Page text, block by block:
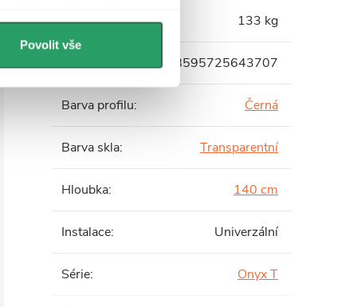
Povolit vše
Hmotnost: 133 kg
EAN: 8595725643707
Barva profilu: Černá
Barva skla: Transparentní
Hloubka: 140 cm
Instalace: Univerzální
Série: Onyx T